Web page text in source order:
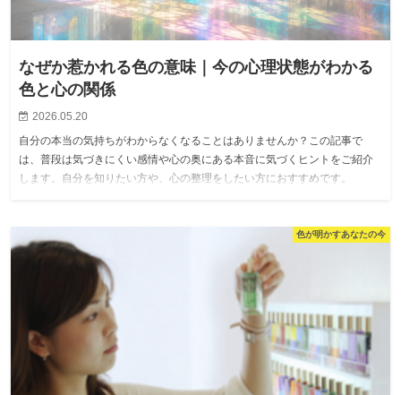
なぜか惹かれる色の意味｜今の心理状態がわかる
色と心の関係
2026.05.20
自分の本当の気持ちがわからなくなることはありませんか？この記事で
は、普段は気づきにくい感情や心の奥にある本音に気づくヒントをご紹介
します。自分を知りたい方や、心の整理をしたい方におすすめです。
色が明かすあなたの今